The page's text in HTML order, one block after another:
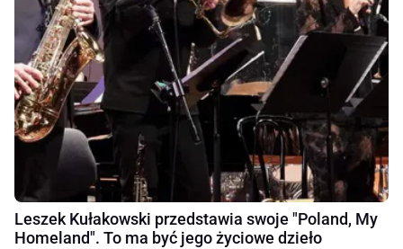
Leszek Kułakowski przedstawia swoje "Poland, My
Homeland". To ma być jego życiowe dzieło